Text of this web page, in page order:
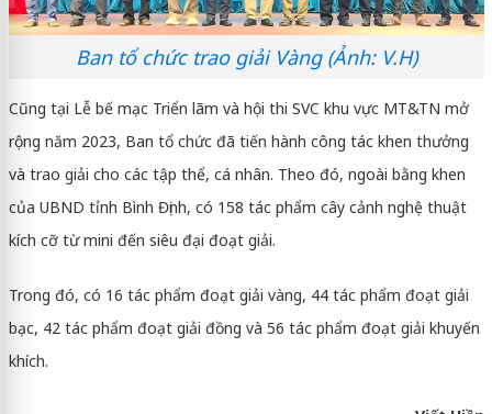
Ban tổ chức trao giải Vàng (Ảnh: V.H)
Cũng tại Lễ bế mạc Triển lãm và hội thi SVC khu vực MT&TN mở
rộng năm 2023, Ban tổ chức đã tiến hành công tác khen thưởng
và trao giải cho các tập thể, cá nhân. Theo đó, ngoài bằng khen
của UBND tỉnh Bình Định, có 158 tác phẩm cây cảnh nghệ thuật
kích cỡ từ mini đến siêu đại đoạt giải.
Trong đó, có 16 tác phẩm đoạt giải vàng, 44 tác phẩm đoạt giải
bạc, 42 tác phẩm đoạt giải đồng và 56 tác phẩm đoạt giải khuyến
khích.